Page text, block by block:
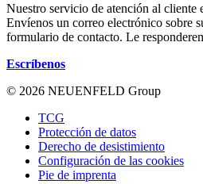
Nuestro servicio de atención al cliente
Envíenos un correo electrónico sobre
formulario de contacto. Le
Escríbenos
© 2026 NEUENFELD Group
TCG
Protección de datos
Derecho de desistimiento
Configuración de las cookies
Pie de imprenta